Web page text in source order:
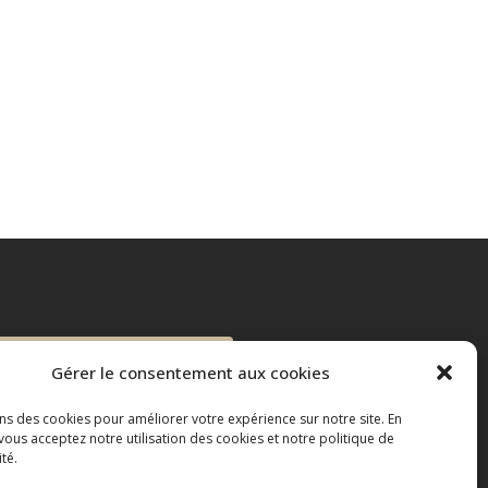
Gérer le consentement aux cookies
des cookies pour améliorer votre expérience sur notre site. En
acceptez notre utilisation des cookies et notre politique de
DEMANDE DE
POUR PISCINE
ET SPA EN